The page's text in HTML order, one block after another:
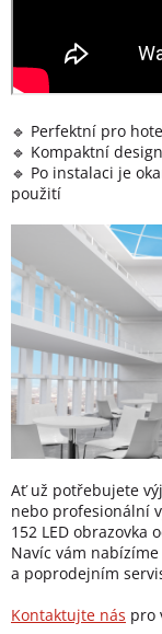
🔹 Perfektní pro
🔹 Kompaktní
🔹 Po instalaci je
použití
Ať už potřebujete
nebo profesionální
152 LED obrazovka
Navíc vám
a poprodejním
Kontaktujte nás pro